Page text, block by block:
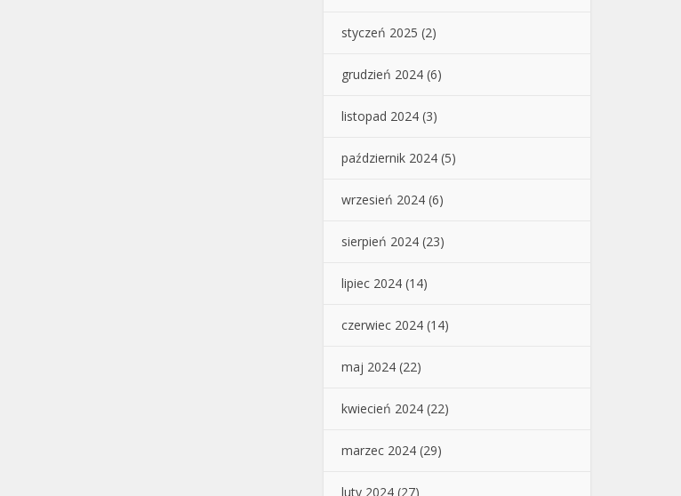
styczeń 2025 (2)
grudzień 2024 (6)
listopad 2024 (3)
październik 2024 (5)
wrzesień 2024 (6)
sierpień 2024 (23)
lipiec 2024 (14)
czerwiec 2024 (14)
maj 2024 (22)
kwiecień 2024 (22)
marzec 2024 (29)
luty 2024 (27)